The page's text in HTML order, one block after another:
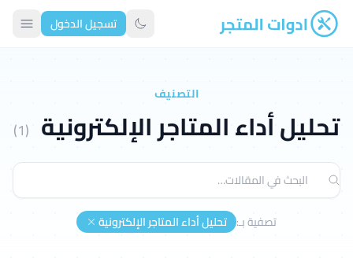
ادوات المتجر تبديل الوضع الداكن
تسجيل الدخول
التصنيف
تحليل أداء المتاجر الإلكترونية (1)
تصفية بـ: تحليل أداء المتاجر الإلكترونية